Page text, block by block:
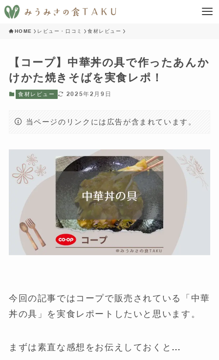
HOME レビュー・口コミ 食材レビュー
【コープ】中華丼の具で作ったあんか
けかた焼きそばを実食レポ！
食材レビュー 2025年2月9日
当ページのリンクには広告が含まれています。
今回の記事ではコープで販売されている「中華
丼の具」を実食レポートしたいと思います。
まずは素直な感想をお伝えしておくと…